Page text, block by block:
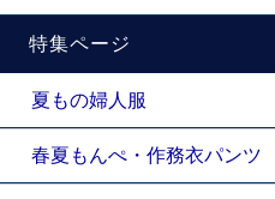
特集ページ
夏もの婦人服
春夏もんぺ・作務衣パンツ